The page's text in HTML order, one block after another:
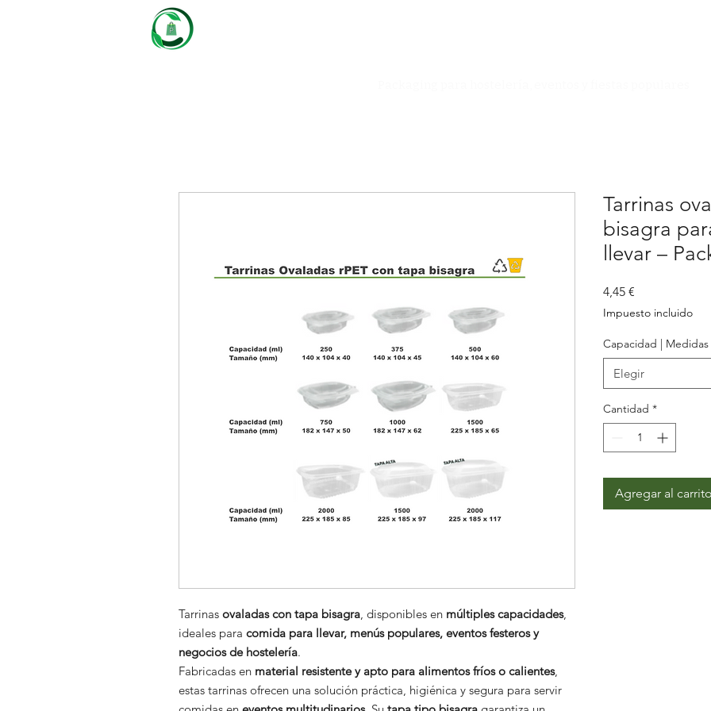
Tarrinas ovaladas con tapa bisagra, disponibles en múltiples capacidades,
ideales para comida para llevar, menús populares, eventos festeros y
negocios de hostelería.
Fabricadas en material resistente y apto para alimentos fríos o calientes,
estas tarrinas ofrecen una solución práctica, higiénica y segura para servir
Tarrinas
bisagra
llevar –
4,45 €
Impuesto incluido
Capacidad |
Elegir
Cantidad *
Agregar al